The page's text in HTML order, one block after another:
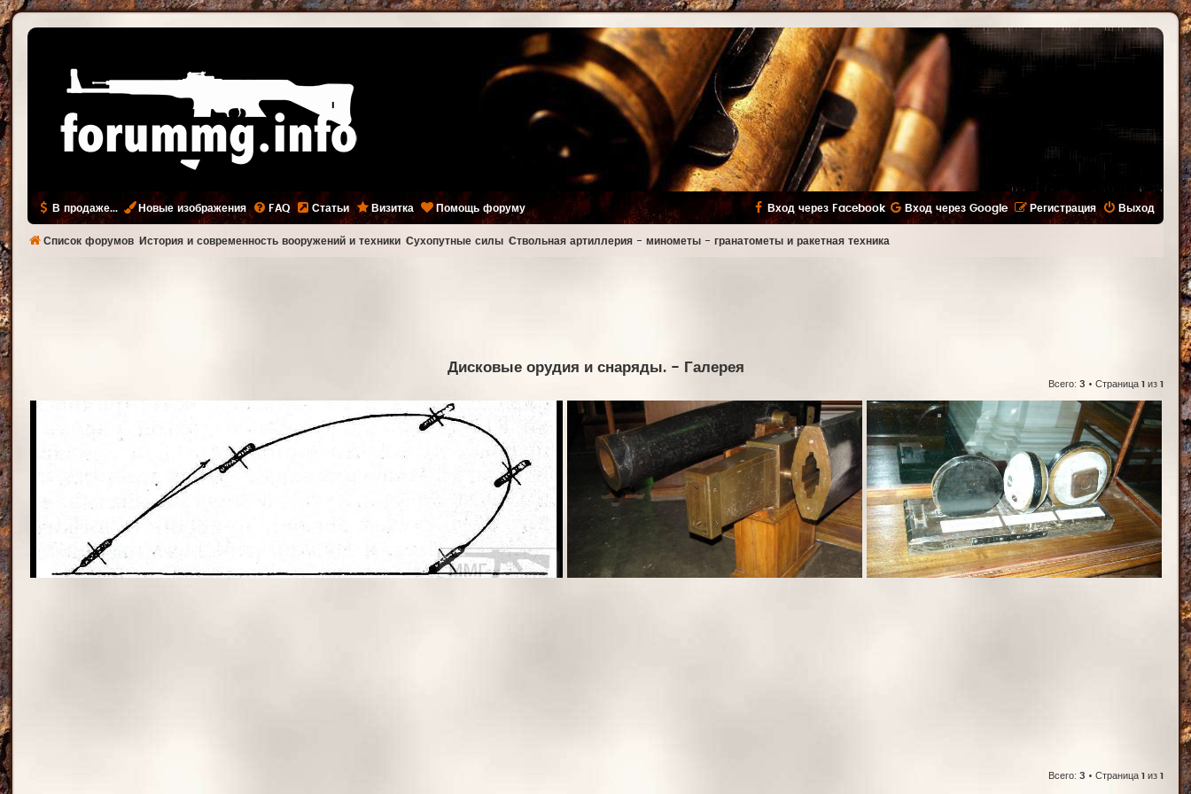
В продаже... Новые изображения FAQ Статьи Визитка Помощь форуму Выход
Регистрация
Вход через Facebook Вход через Google
Список форумов История и современность вооружений и техники Сухопутные силы Ствольная артиллерия - минометы - гранатометы и ракетная техника
Дисковые орудия и снаряды.- Галерея
Всего: 3 • Страница 1 из 1
Всего: 3 • Страница 1 из 1